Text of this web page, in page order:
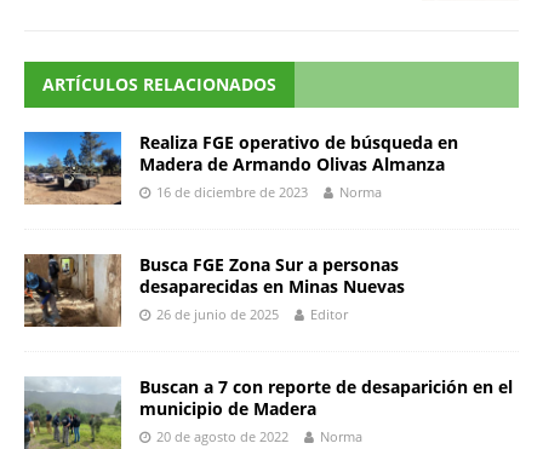
ARTÍCULOS RELACIONADOS
Realiza FGE operativo de búsqueda en
Madera de Armando Olivas Almanza
16 de diciembre de 2023 Norma
Busca FGE Zona Sur a personas
desaparecidas en Minas Nuevas
26 de junio de 2025 Editor
Buscan a 7 con reporte de desaparición en el
municipio de Madera
20 de agosto de 2022 Norma